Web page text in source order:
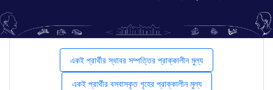
একই প্রার্থীর স্থাবর সম্পত্তির প্রাক্কালীন মুল্য
একই প্রার্থীর বসবাসকৃত গৃহের প্রাক্কালীন মুল্য